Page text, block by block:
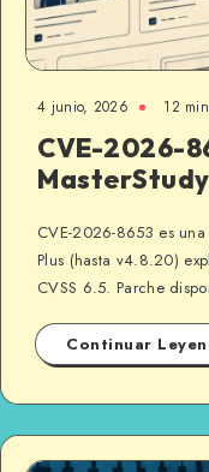
4 junio, 2026 12
CVE-2026-
MasterStudy
CVE-2026-8653 es
Plus (hasta v4.8.20)
CVSS 6.5. Parche
Continuar